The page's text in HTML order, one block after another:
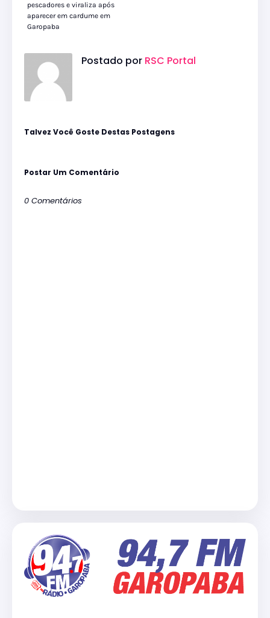
pescadores e viraliza após
aparecer em cardume em
Garopaba
Postado por RSC Portal
Talvez Você Goste Destas Postagens
Postar Um Comentário
0 Comentários